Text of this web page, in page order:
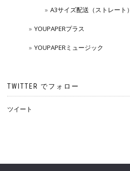
A3サイズ配送（ストレート）
YOUPAPERプラス
YOUPAPERミュージック
TWITTER でフォロー
ツイート